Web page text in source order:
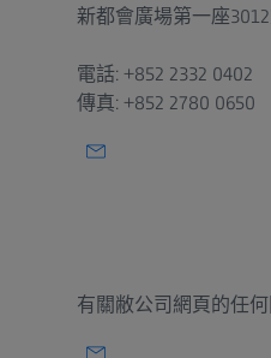
新都會廣場第一座
電話: +852 2332 0402
傳真: +852 2780 0650
有關敝公司網頁的任